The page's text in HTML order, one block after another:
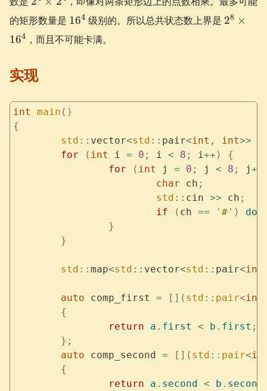
y)
2^4
的矩形数量是 16^4
164 级别的。所以总共状态数上界是 2^8
28 ×
164 ，而且不可能卡满。
实现
int main ()
{
	std
:: vector<std :: pair<int , int>>
	for
( int i = 0 ; i < 8 ; i ++ )
{
		for
( int j = 0 ; j < 8 ; j++
			char
ch ;
			std
:: cin >> ch ;
			if
( ch == ' #' ) dot
		}
	}
	std
:: map<std :: vector<std :: pair<int
	auto
comp_first = []( std :: pair<int
	{
		return
a . first < b . first ;
	};
	auto
comp_second = []( std :: pair<
	{
		return
a . second < b . second